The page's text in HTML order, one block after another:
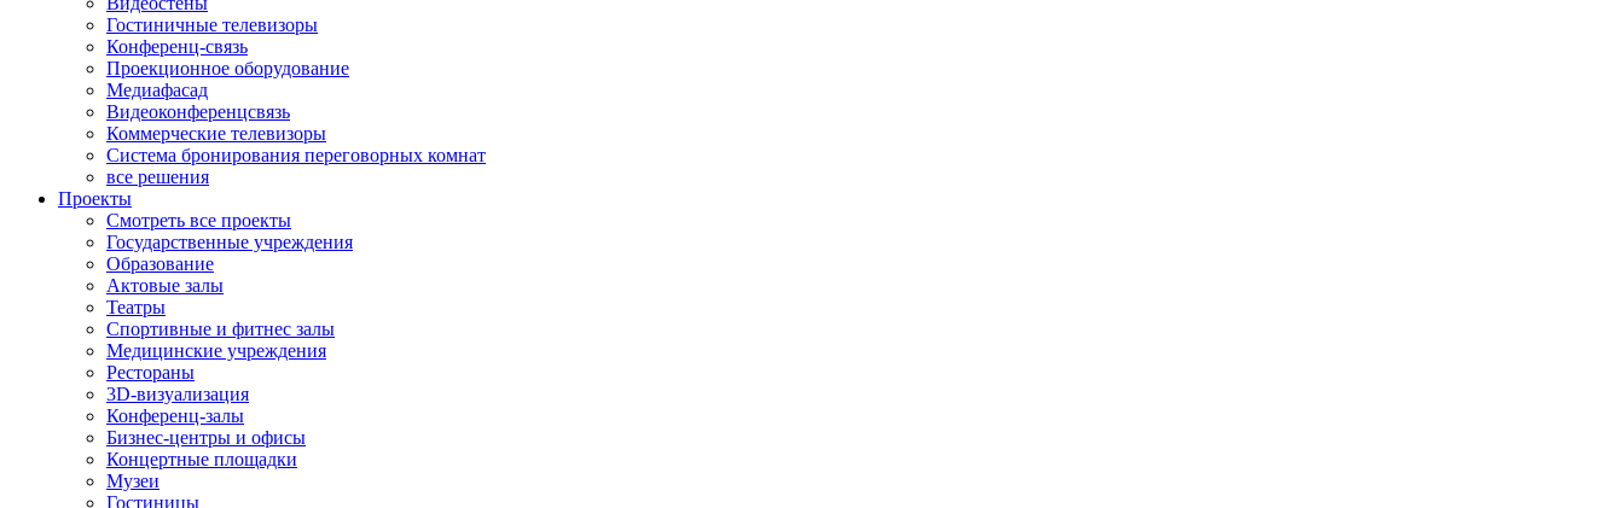
Гостиничные телевизоры
Конференц-связь
Проекционное оборудование
Медиафасад
Видеоконференцсвязь
Коммерческие телевизоры
Система бронирования переговорных комнат
все решения
Проекты
Смотреть все проекты
Государственные учреждения
Образование
Актовые залы
Театры
Спортивные и фитнес залы
Медицинские учреждения
Рестораны
3D-визуализация
Конференц-залы
Бизнес-центры и офисы
Концертные площадки
Музеи
Гостиницы